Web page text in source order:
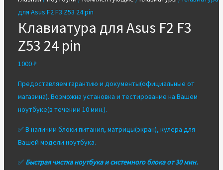
для Asus F2 F3 Z53 24 pin
Клавиатура для Asus F2 F3
Z53 24 pin
1000₽
Предоставляем гарантию и документы(официальные от
магазина). Возможна установка и тестирование на Вашем
ноутбуке(в течении 10 мин.).
✅ В наличии блоки питания, матрицы(экран), кулера для
Вашей модели ноутбука.
✅ Быстрая чистка ноутбука и системного блока от 30 мин.